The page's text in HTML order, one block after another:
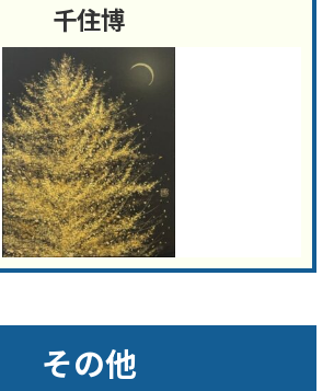
千住博
その他